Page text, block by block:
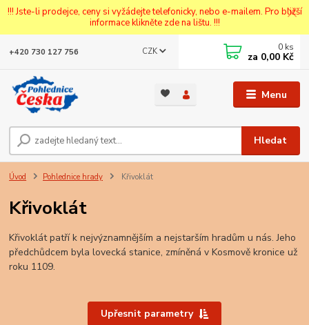
!!! Jste-li prodejce, ceny si vyžádejte telefonicky, nebo e-mailem. Pro bližší
informace klikněte zde na lištu. !!!
Menu
CZK
Hledat
+420 730 127 756 0 ks
za 0,00 Kč
Úvod Pohlednice hrady Křivoklát
Křivoklát
Křivoklát patří k nejvýznamnějším a nejstarším hradům u nás. Jeho
předchůdcem byla lovecká stanice, zmíněná v Kosmově kronice už
roku 1109.
Upřesnit parametry